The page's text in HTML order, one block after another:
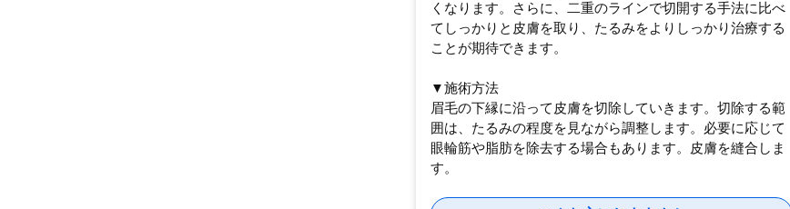
くなります。さらに、二重のラインで切開する手法に比べ
てしっかりと皮膚を取り、たるみをよりしっかり治療する
ことが期待できます。
▼施術方法
眉毛の下縁に沿って皮膚を切除していきます。切除する範
囲は、たるみの程度を見ながら調整します。必要に応じて
眼輪筋や脂肪を除去する場合もあります。皮膚を縫合しま
す。